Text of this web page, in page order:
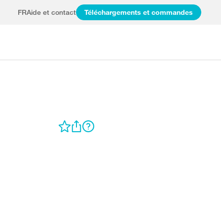
FRAide et contact Téléchargements et commandes